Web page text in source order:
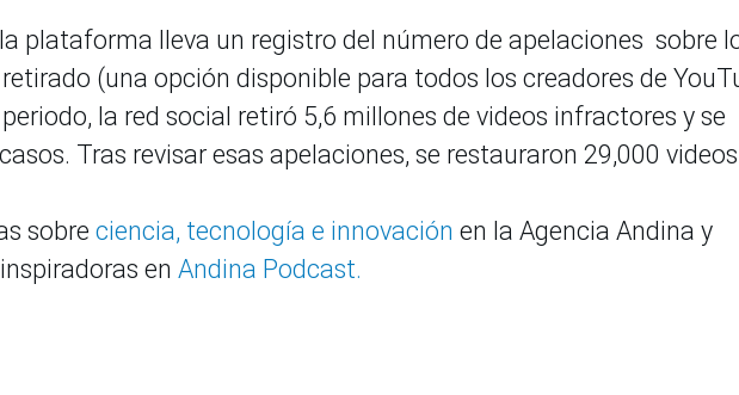
plataforma lleva un registro del número de apelaciones sobre
(una opción disponible para todos los creadores de
la red social retiró 5,6 millones de videos infractores y se
Tras revisar esas apelaciones, se restauraron 29,000
sobre ciencia, tecnología e innovación en la Agencia Andina y
en Andina Podcast.